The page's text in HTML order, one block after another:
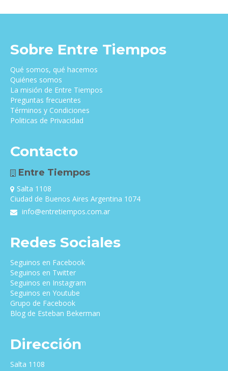
Sobre Entre Tiempos
Qué somos, qué hacemos
Quiénes somos
La misión de Entre Tiempos
Preguntas frecuentes
Términos y Condiciones
Politicas de Privacidad
Contacto
Entre Tiempos
Salta 1108
Ciudad de Buenos Aires Argentina 1074
info@entretiempos.com.ar
Redes Sociales
Seguinos en Facebook
Seguinos en Twitter
Seguinos en Instagram
Seguinos en Youtube
Grupo de Facebook
Blog de Esteban Bekerman
Dirección
Salta 1108